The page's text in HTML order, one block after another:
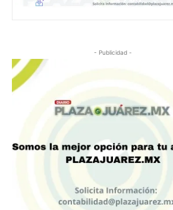
- Publicidad -